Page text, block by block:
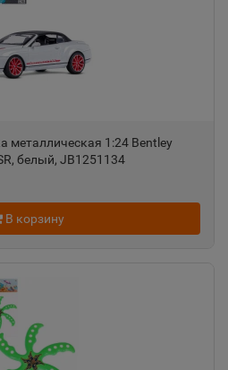
металлическая 1:24 Bentley
белый, JB1251134
В корзину